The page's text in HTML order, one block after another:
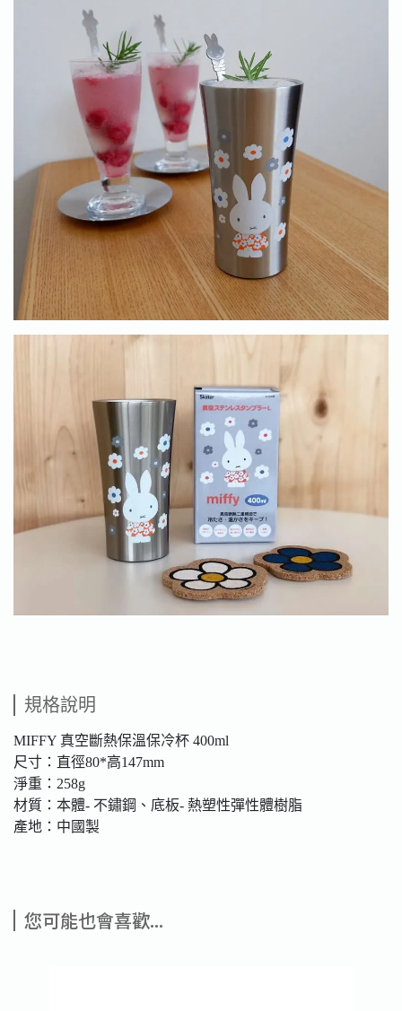
規格說明
MIFFY 真空斷熱保溫保冷杯 400ml
尺寸：直徑80*高147mm
淨重：258g
材質：本體- 不鏽鋼、底板- 熱塑性彈性體樹脂
產地：中國製
您可能也會喜歡...